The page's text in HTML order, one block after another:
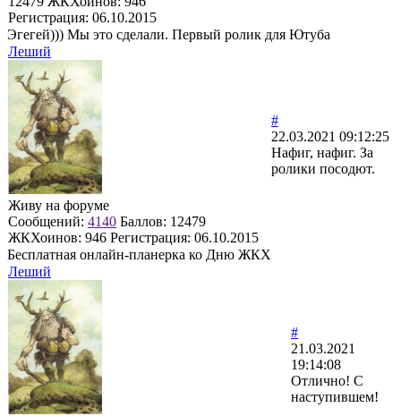
Регистрация: 06.10.2015
Эгегей))) Мы это сделали. Первый ролик для Ютуба
Леший
Живу на форуме
Сообщений: 4140 Баллов: 12479
ЖКХоинов: 946 Регистрация: 06.10.2015
#
22.03.2021 09:12:25
Нафиг, нафиг. За
ролики посодют.
Бесплатная онлайн-планерка ко Дню ЖКХ
Леший
#
21.03.2021
19:14:08
Отлично! С
наступившем!